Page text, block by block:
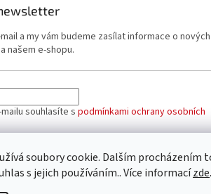
soubory cookie. Dalším procházením
s jejich používáním.. Více informacízde.
a my vám budeme zasílat informace o nových
našem e-shopu.
souhlasíte spodmínkami ochrany osobních
SE